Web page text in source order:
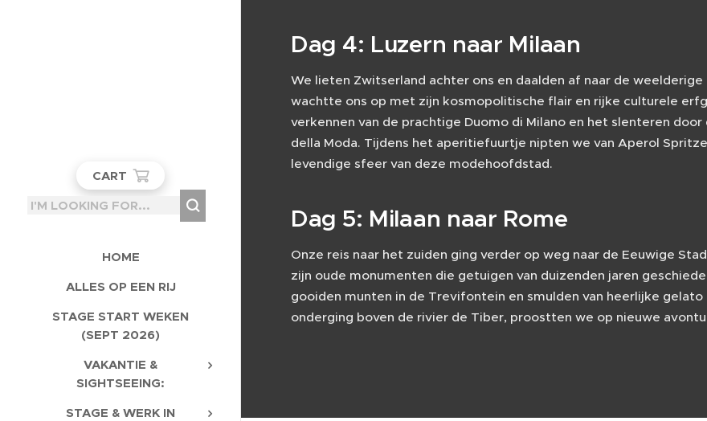
CART
HOME
ALLES OP EEN RIJ
STAGE START WEKEN
(SEPT 2026)
VAKANTIE &
SIGHTSEEING:
STAGE & WERK IN
Dag 4: Luzern naar Milaan
We lieten Zwitserland achter ons en daalden af naar de weelderige
wachtte ons op met zijn kosmopolitische flair en rijke culturele
verkennen van de prachtige Duomo di Milano en het slenteren
della Moda. Tijdens het aperitiefuurtje nipten we van Aperol
levendige sfeer van deze modehoofdstad.
Dag 5: Milaan naar Rome
Onze reis naar het zuiden ging verder op weg naar de Eeuwige
zijn oude monumenten die getuigen van duizenden jaren
gooiden munten in de Trevifontein en smulden van heerlijke
onderging boven de rivier de Tiber, proostten we op nieuwe